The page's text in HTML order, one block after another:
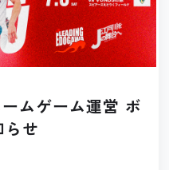
ムゲーム運営 ボ
らせ